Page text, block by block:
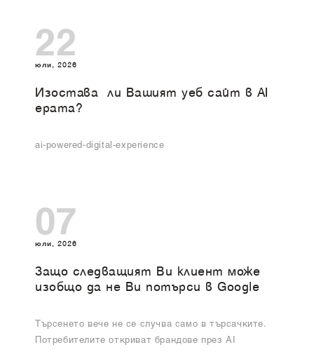
22
юли, 2026
Изоставa ли Вашият уеб сайт в AI
ерата?
ai-powered-digital-experience
07
юли, 2026
Защо следващият Ви клиент може
изобщо да не Ви потърси в Google
Търсенето вече не се случва само в търсачките.
Потребителите откриват брандове през AI